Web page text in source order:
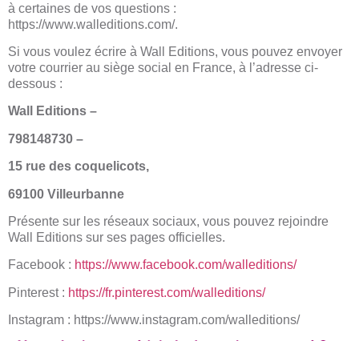
à certaines de vos questions :
https://www.walleditions.com/.
Si vous voulez écrire à Wall Editions, vous pouvez envoyer
votre courrier au siège social en France, à l’adresse ci-
dessous :
Wall Editions –
798148730 –
15 rue des coquelicots,
69100 Villeurbanne
Présente sur les réseaux sociaux, vous pouvez rejoindre
Wall Editions sur ses pages officielles.
Facebook : https://www.facebook.com/walleditions/
Pinterest : https://fr.pinterest.com/walleditions/
Instagram : https://www.instagram.com/walleditions/